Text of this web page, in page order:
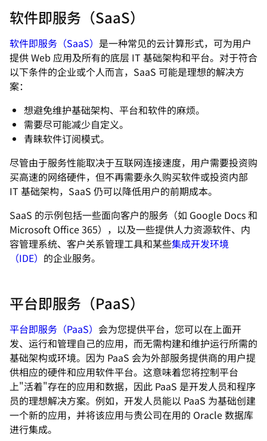
软件即服务（SaaS）
软件即服务（SaaS） 是一种常见的云计算形式，可为用户
提供 Web 应用及所有的底层 IT 基础架构和平台。对于符合
以下条件的企业或个人而言，SaaS 可能是理想的解决方
案：
想避免维护基础架构、平台和软件的麻烦。
需要尽可能减少自定义。
青睐软件订阅模式。
尽管由于服务性能取决于互联网连接速度，用户需要投资购
买高速的网络硬件，但不再需要永久购买软件或投资内部
IT 基础架构，SaaS 仍可以降低用户的前期成本。
SaaS 的示例包括一些面向客户的服务（如 Google Docs 和
Microsoft Office 365），以及一些提供人力资源软件、内
容管理系统、客户关系管理工具和某些集成开发环境
（IDE） 的企业服务。
平台即服务（PaaS）
平台即服务（PaaS） 会为您提供平台，您可以在上面开
发、运行和管理自己的应用，而无需构建和维护运行所需的
基础架构或环境。因为 PaaS 会为外部服务提供商的用户提
供相应的硬件和应用软件平台。这意味着您将控制平台
上"活着"存在的应用和数据，因此 PaaS 是开发人员和程序
员的理想解决方案。例如，开发人员能以 PaaS 为基础创建
一个新的应用，并将该应用与贵公司在用的 Oracle 数据库
进行集成。